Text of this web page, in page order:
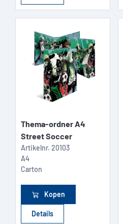
Thema-ordner A4
Street Soccer
Artikelnr. 20103
A4
Carton
Kopen
Details